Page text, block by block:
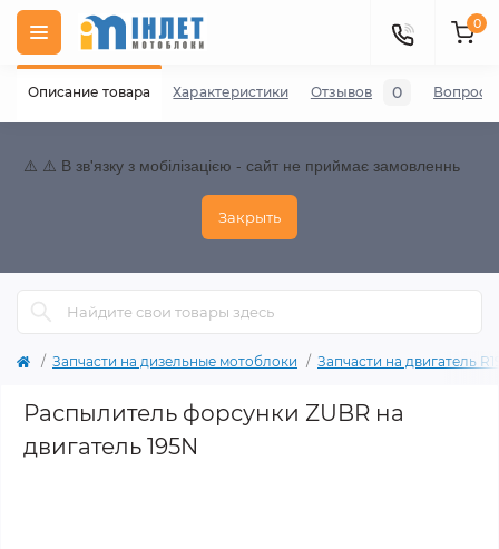
⚠️ ⚠️ В зв'язку з мобілізацією - сайт не приймає замовленнь
Закрыть
0
Запчасти на дизельные мотоблоки Запчасти на двигатель
Распылитель форсунки ZUBR на
двигатель 195N
Описание товара Характеристики Отзывов 0 Вопросы